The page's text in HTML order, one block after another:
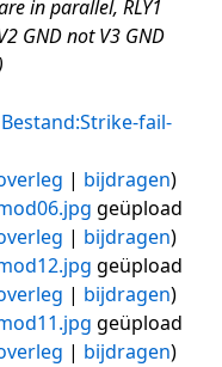
in parallel, RLY1
GND not V3 GND
Bestand:Strike-fail-
bijdragen
geüpload
bijdragen
geüpload
bijdragen
geüpload
bijdragen